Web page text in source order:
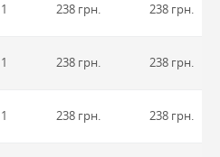
238 грн. 238 грн.
238 грн. 238 грн.
238 грн. 238 грн.